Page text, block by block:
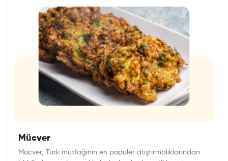
Mücver
Mücver, Türk mutfağının en popüler atıştırmalıklarından